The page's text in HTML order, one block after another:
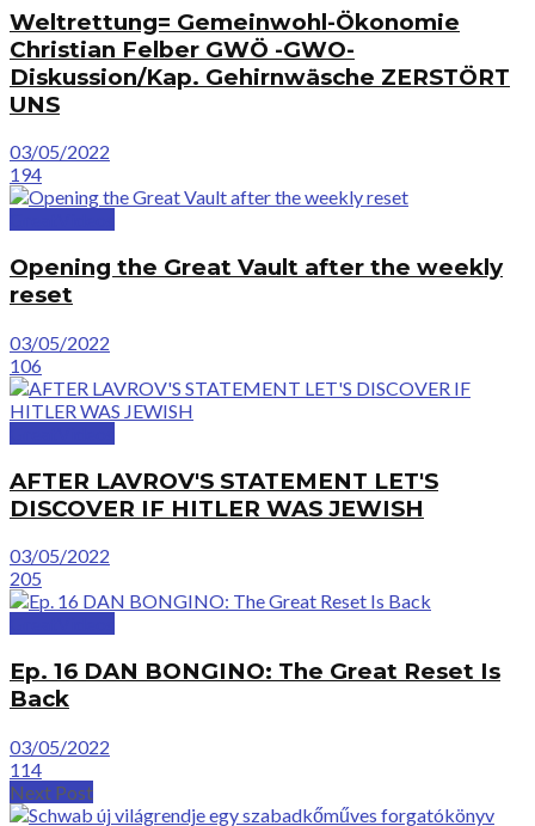
Weltrettung= Gemeinwohl-Ökonomie
Christian Felber GWÖ -GWO-
Diskussion/Kap. Gehirnwäsche ZERSTÖRT
UNS
03/05/2022
194
Opening the Great Vault after the weekly
reset
03/05/2022
106
AFTER LAVROV'S STATEMENT LET'S
DISCOVER IF HITLER WAS JEWISH
03/05/2022
205
Ep. 16 DAN BONGINO: The Great Reset Is
Back
03/05/2022
114
Next Post